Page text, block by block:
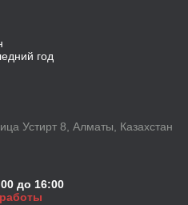
год
Устирт 8, Алматы, Казахстан
до 16:00